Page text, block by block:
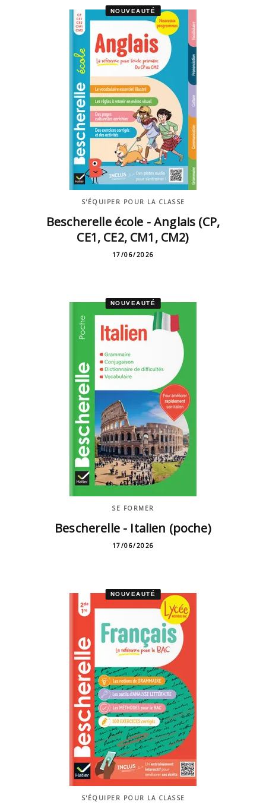
NOUVEAUTÉ
S'ÉQUIPER POUR LA CLASSE
Bescherelle école - Anglais (CP,
CE1, CE2, CM1, CM2)
17/06/2026
NOUVEAUTÉ
SE FORMER
Bescherelle - Italien (poche)
17/06/2026
NOUVEAUTÉ
S'ÉQUIPER POUR LA CLASSE